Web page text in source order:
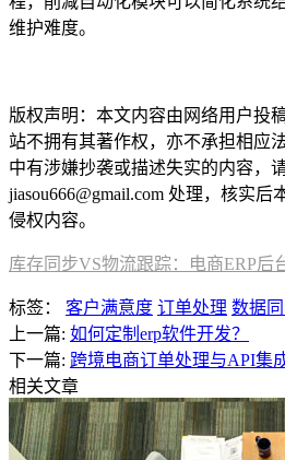
维护难度。
版权声明：本文内容由网络用户投
站不拥有其著作权，亦不承担相应
中有涉嫌抄袭或描述失实的内容，
jiasou666@gmail.com 处理，核实
侵权内容。
库存同步VS物流跟踪：电商ERP后
标签： 客户满意度 订单处理 数据
上一篇: 如何定制erp软件开发？
下一篇: 跨境电商订单处理与API集
相关文章